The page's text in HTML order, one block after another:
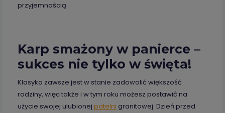
przyjemnością.
Karp smażony w panierce –
sukces nie tylko w święta!
Klasyka zawsze jest w stanie zadowolić większość
rodziny, więc także i w tym roku możesz postawić na
użycie swojej ulubionej patelni granitowej. Dzień przed